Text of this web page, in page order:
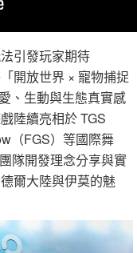
引發玩家期待
開放世界 × 寵物捕捉
、生動與生態真實感
陸續亮相於 TGS
（FGS）等國際舞
隊開發理念分享與實
爾大陸與伊莫的魅